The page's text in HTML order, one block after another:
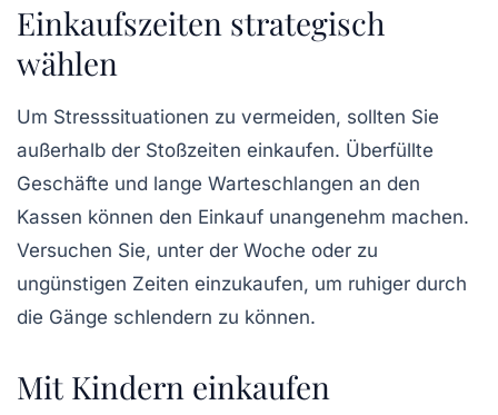
Einkaufszeiten strategisch
wählen
Um Stresssituationen zu vermeiden, sollten Sie
außerhalb der Stoßzeiten einkaufen. Überfüllte
Geschäfte und lange Warteschlangen an den
Kassen können den Einkauf unangenehm machen.
Versuchen Sie, unter der Woche oder zu
ungünstigen Zeiten einzukaufen, um ruhiger durch
die Gänge schlendern zu können.
Mit Kindern einkaufen